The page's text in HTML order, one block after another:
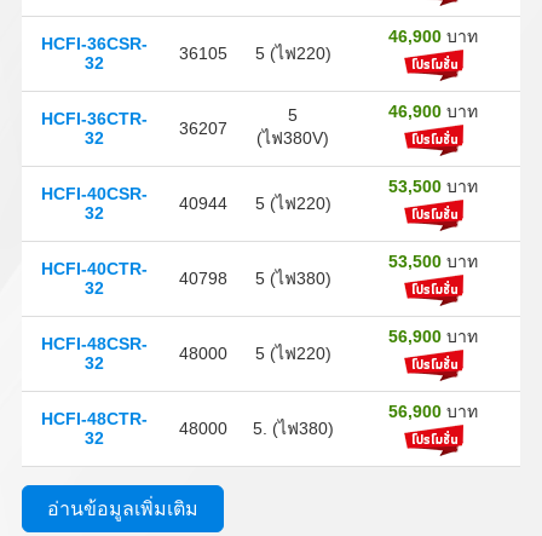
HCFI-36CSR-
32
36105 5 (ไฟ220)
46,900 บาท
HCFI-36CTR-
32
36207
5
(ไฟ380V)
46,900 บาท
HCFI-40CSR-
32
40944 5 (ไฟ220)
53,500 บาท
HCFI-40CTR-
32
40798 5 (ไฟ380)
53,500 บาท
HCFI-48CSR-
32
48000 5 (ไฟ220)
56,900 บาท
HCFI-48CTR-
32
48000 5. (ไฟ380)
56,900 บาท
อ่านข้อมูลเพิ่มเติม